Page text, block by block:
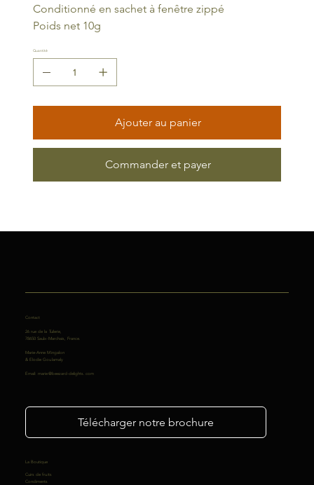
Conditionné en sachet à fenêtre zippé
Poids net 10g
Quantité
Ajouter au panier
Commander et payer
Contact
26 rue de la Tuilerie,
78650 Saulx-Marchais, France.
Marie-Anne Mingalon
& Elodie Goulamaly
Email:marie@beezard-delights.com
Télécharger notre brochure
La Boutique
Cuirs de fruits
Condiments